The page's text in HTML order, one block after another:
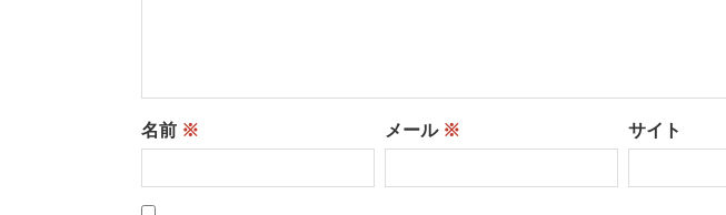
名前 ※ メール ※ サイト